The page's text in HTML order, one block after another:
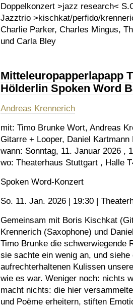
Doppelkonzert >jazz research<
Jazztrio >kischkat/perﬁdo/
Charlie Parker, Charles Mingus,
und Carla Bley
Mitteleuropapperlapapp
Hölderlin Spoken Word
Andreas Krennerich
mit: Timo Brunke Wort, Andreas
Gitarre + Looper, Daniel
wann: Sonntag, 11. Januar 2026 ,
wo: Theaterhaus Stuttgart , Halle
Spoken Word-Konzert
So. 11. Jan. 2026 | 19:30 |
Gemeinsam mit Boris Kischkat
Krennerich (Saxophone) und
Timo Brunke die schwerwiegende
sie sachte ein wenig an, und
aufrechterhaltenen Kulissen
wie es war. Weniger noch: nichts
macht nichts: die hier
und Poëme erheitern, stiften